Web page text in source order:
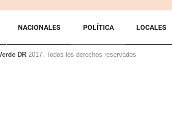
NACIONALES POLÍTICA LOCALES
DR 2017. Todos los derechos reservados